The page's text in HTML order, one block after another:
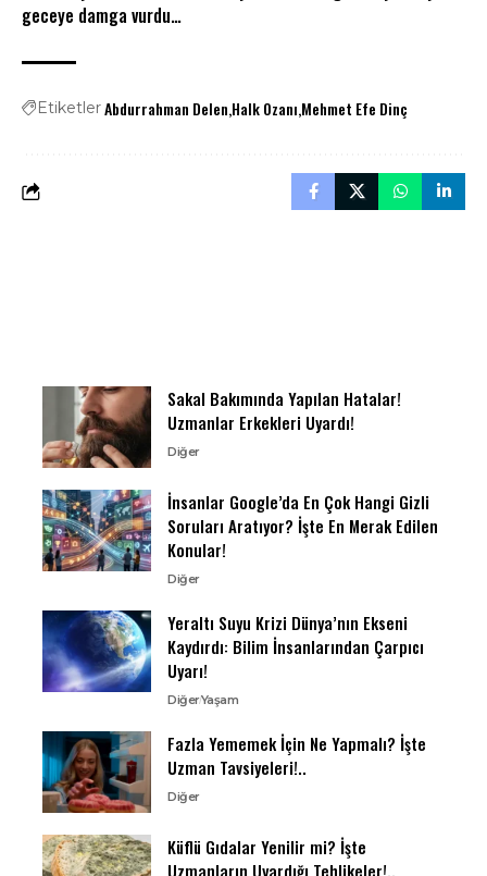
geceye damga vurdu…
EtiketlerAbdurrahman Delen Halk Ozanı Mehmet Efe Dinç
Sakal Bakımında Yapılan Hatalar!
Uzmanlar Erkekleri Uyardı!
Diğer
İnsanlar Google’da En Çok Hangi Gizli
Soruları Aratıyor? İşte En Merak Edilen
Konular!
Diğer
Yeraltı Suyu Krizi Dünya’nın Ekseni
Kaydırdı: Bilim İnsanlarından Çarpıcı
Uyarı!
DiğerYaşam
Fazla Yememek İçin Ne Yapmalı? İşte
Uzman Tavsiyeleri!..
Diğer
Küflü Gıdalar Yenilir mi? İşte
Uzmanların Uyardığı Tehlikeler!..